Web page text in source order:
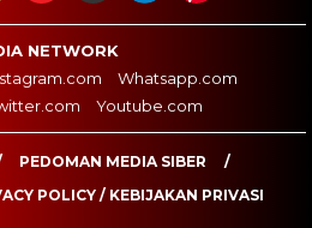
NETWORK
Whatsapp.com
Youtube.com
PEDOMAN MEDIA SIBER
POLICY / KEBIJAKAN PRIVASI